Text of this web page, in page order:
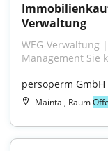
Verwaltung
WEG-Verwaltung
Management Sie
persoperm GmbH
Maintal, Raum